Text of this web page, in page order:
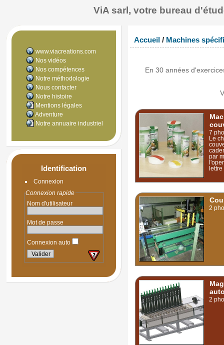
ViA sarl, votre bureau
www.viacreations.com
Nos vidéos
Nos compétences
Notre méthodologie
Nous contacter
Notre histoire
Mentions légales
Adventure
Notre annuaire industriel
Identification
Connexion
Connexion rapide
Nom d'utilisateur
Mot de passe
Connexion auto
Accueil/ Machines
En 30 années
7
Le
par
2
2